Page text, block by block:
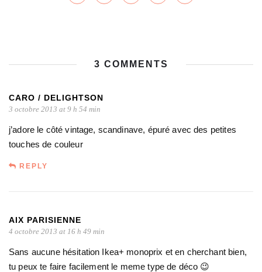
3 COMMENTS
CARO / DELIGHTSON
3 octobre 2013 at 9 h 54 min
j’adore le côté vintage, scandinave, épuré avec des petites
touches de couleur
REPLY
AIX PARISIENNE
4 octobre 2013 at 16 h 49 min
Sans aucune hésitation Ikea+ monoprix et en cherchant bien,
tu peux te faire facilement le meme type de déco 😉